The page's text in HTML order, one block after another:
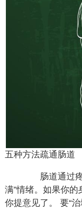
五种方法疏通肠道
肠道通过疼
满”情绪。如果你
你提意见了。 要“